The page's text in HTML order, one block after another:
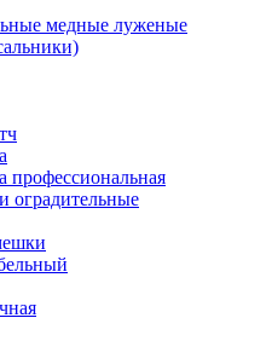
медные луженые
профессиональная
оградительные